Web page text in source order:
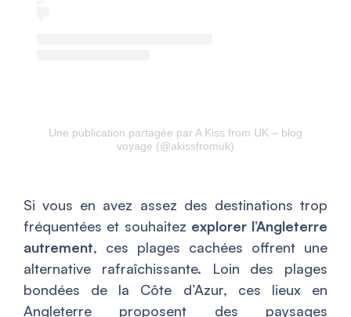
Une publication partagée par A Kiss from UK – blog
voyage (@akissfromuk)
Si vous en avez assez des destinations trop
fréquentées et souhaitez explorer l’Angleterre
autrement, ces plages cachées offrent une
alternative rafraîchissante. Loin des plages
bondées de la Côte d’Azur, ces lieux en
Angleterre proposent des paysages